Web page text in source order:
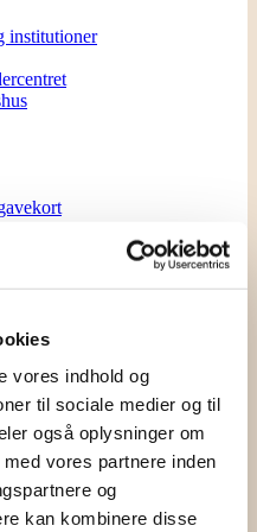
vores indhold og
til sociale medier og til
også oplysninger om
vores partnere inden
og
kan kombinere disse
institutioner
din egen halmbuk – Kulturuge